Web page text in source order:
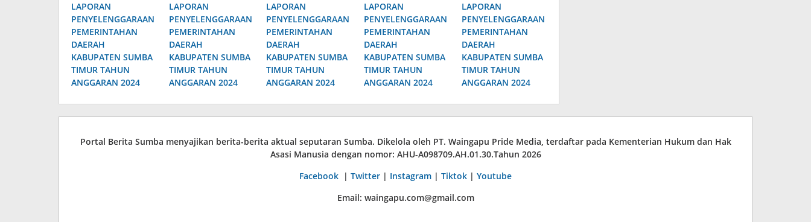
LAPORAN
PENYELENGGARAAN
PEMERINTAHAN
DAERAH
KABUPATEN SUMBA
TIMUR TAHUN
ANGGARAN 2024
LAPORAN
PENYELENGGARAAN
PEMERINTAHAN
DAERAH
KABUPATEN SUMBA
TIMUR TAHUN
ANGGARAN 2024
LAPORAN
PENYELENGGARAAN
PEMERINTAHAN
DAERAH
KABUPATEN SUMBA
TIMUR TAHUN
ANGGARAN 2024
LAPORAN
PENYELENGGARAAN
PEMERINTAHAN
DAERAH
KABUPATEN SUMBA
TIMUR TAHUN
ANGGARAN 2024
LAPORAN
PENYELENGGARAAN
PEMERINTAHAN
DAERAH
KABUPATEN SUMBA
TIMUR TAHUN
ANGGARAN 2024
Portal Berita Sumba menyajikan berita-berita aktual seputaran Sumba. Dikelola oleh PT. Waingapu Pride Media, terdaftar pada Kementerian Hukum dan Hak
Asasi Manusia dengan nomor: AHU-A098709.AH.01.30.Tahun 2026
Facebook | Twitter | Instagram | Tiktok | Youtube
Email: waingapu.com@gmail.com